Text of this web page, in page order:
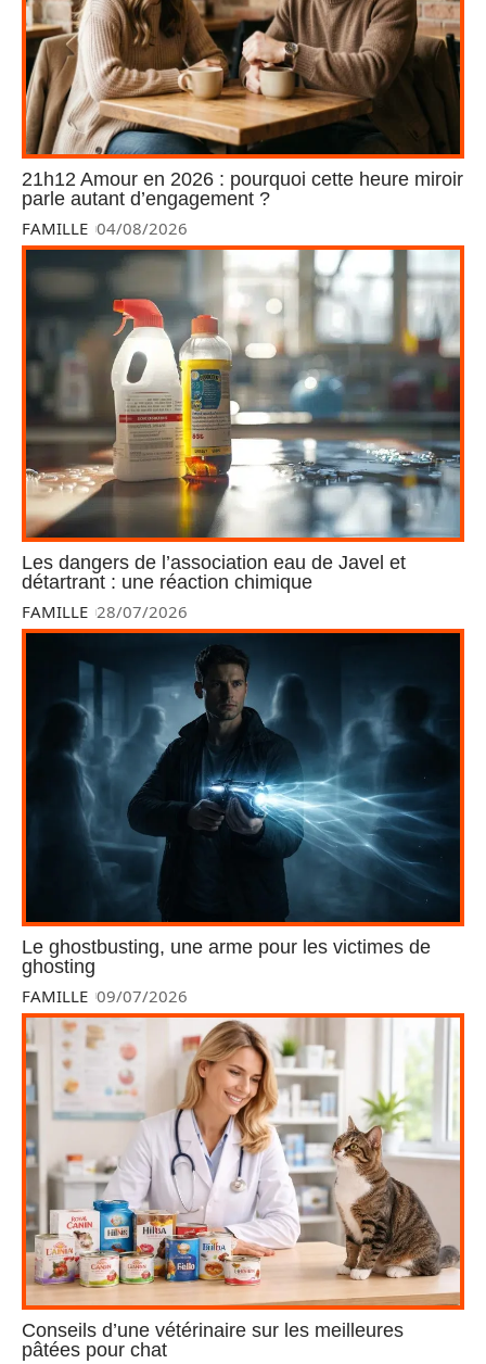
21h12 Amour en 2026 : pourquoi cette heure miroir
parle autant d’engagement ?
FAMILLE 04/08/2026
Les dangers de l’association eau de Javel et
détartrant : une réaction chimique
FAMILLE 28/07/2026
Le ghostbusting, une arme pour les victimes de
ghosting
FAMILLE 09/07/2026
Conseils d’une vétérinaire sur les meilleures
pâtées pour chat